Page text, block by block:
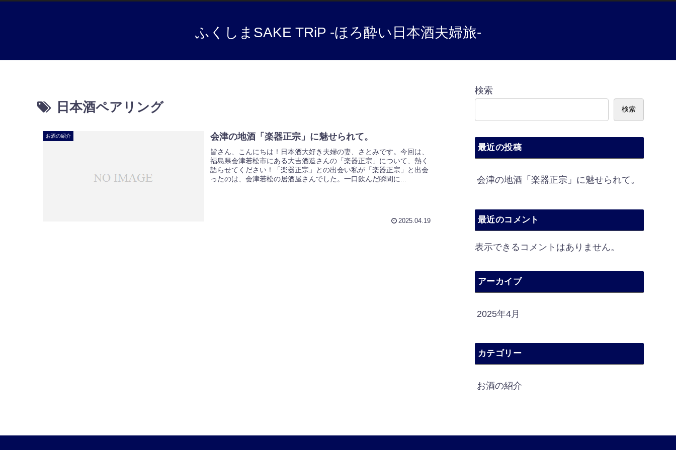
ふくしまSAKE TRiP -ほろ酔い日本酒夫婦旅-
日本酒ペアリング
お酒の紹介 会津の地酒「楽器正宗」に魅せられて。
皆さん、こんにちは！日本酒大好き夫婦の妻、さとみです。今回は、
福島県会津若松市にある大吉酒造さんの「楽器正宗」について、熱く
語らせてください！「楽器正宗」との出会い私が「楽器正宗」と出会
ったのは、会津若松の居酒屋さんでした。一口飲んだ瞬間に...
2025.04.19
検索
検索
最近の投稿
会津の地酒「楽器正宗」に魅せられて。
最近のコメント
表示できるコメントはありません。
アーカイブ
2025年4月
カテゴリー
お酒の紹介